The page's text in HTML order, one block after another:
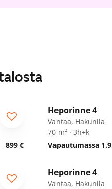
899 €
Heporinne 4
Vantaa, Hakunila
70 m² · 3h+k
Vapautumassa
Heporinne 4
Vantaa, Hakunila